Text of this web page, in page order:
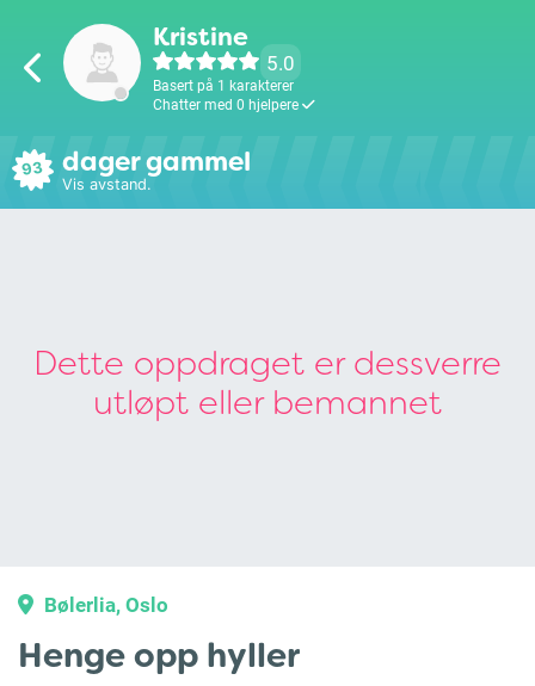
Kristine
5.0
Basert på 1 karakterer
Chatter med 0 hjelpere
93 dager gammel
Vis avstand.
Dette oppdraget er dessverre
utløpt eller bemannet
Bølerlia, Oslo
Henge opp hyller